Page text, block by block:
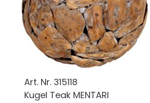
Art. Nr. 315118
Kugel Teak MENTARI